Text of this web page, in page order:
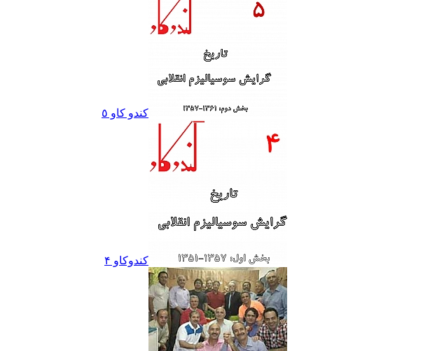
کندو کاو ٥
کندوکاو ۴